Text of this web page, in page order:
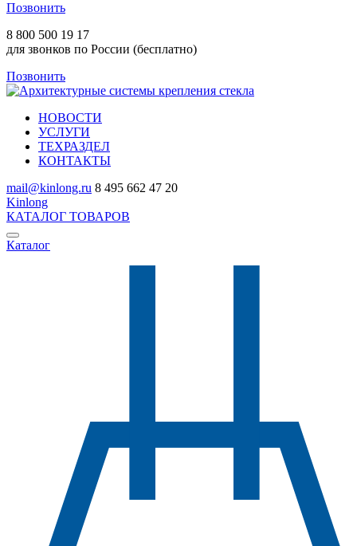
Позвонить
8 800 500 19 17
для звонков по России (бесплатно)
Позвонить
НОВОСТИ
УСЛУГИ
ТЕХРАЗДЕЛ
КОНТАКТЫ
mail@kinlong.ru 8 495 662 47 20
Kinlong
КАТАЛОГ ТОВАРОВ
Каталог